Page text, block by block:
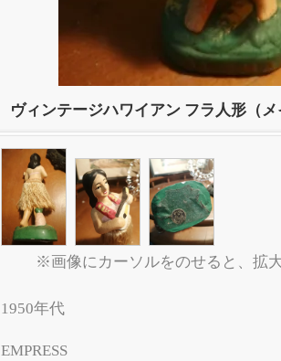
ヴィンテージハワイアン フラ人形
※画像にカーソルをのせると、拡
1950年代
EMPRESS